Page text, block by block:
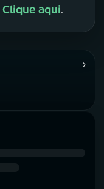
Clique aqui.
›